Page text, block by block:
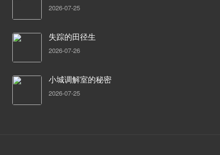
2026-07-25
失踪的田径生
2026-07-26
小城调解室的秘密
2026-07-25